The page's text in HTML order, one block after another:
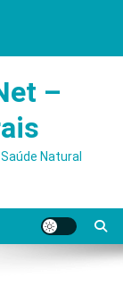
–
Natural